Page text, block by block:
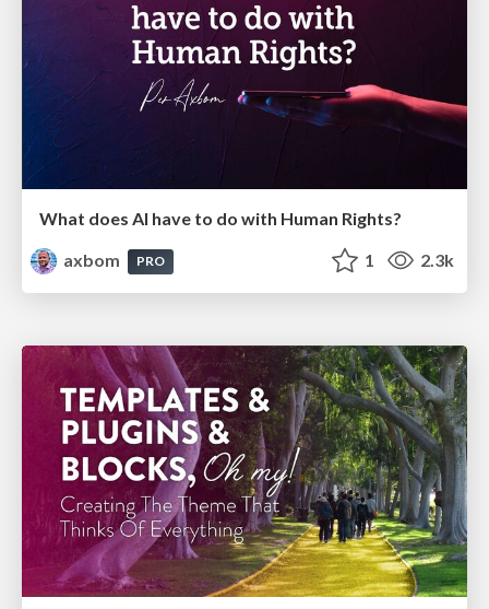
What does AI have to do with Human Rights?
axbom
PRO 1 2.3k